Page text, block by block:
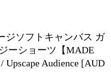
ジソフトキャンバス ガ
ーショーツ【MADE
Audience [AUD